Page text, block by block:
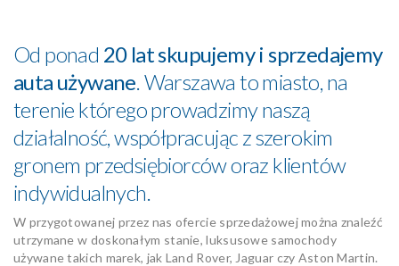
Od ponad 20 lat skupujemy i sprzedajemy
auta używane. Warszawa to miasto, na
terenie którego prowadzimy naszą
działalność, współpracując z szerokim
gronem przedsiębiorców oraz klientów
indywidualnych.
W przygotowanej przez nas ofercie sprzedażowej można znaleźć
utrzymane w doskonałym stanie, luksusowe samochody
używane takich marek, jak Land Rover, Jaguar czy Aston Martin.